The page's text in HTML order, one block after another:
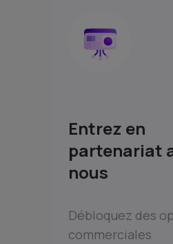
Entrez en
partenariat
nous
Débloquez des
commerciales